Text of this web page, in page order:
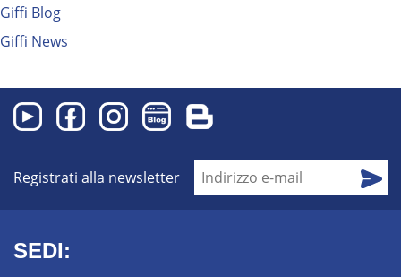
Giffi Blog
Giffi News
Registrati alla newsletter
SEDI: